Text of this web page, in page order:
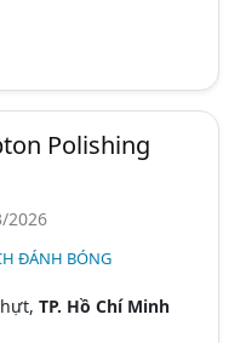
Polishing
2026
ĐÁNH BÓNG
TP. Hồ Chí Minh